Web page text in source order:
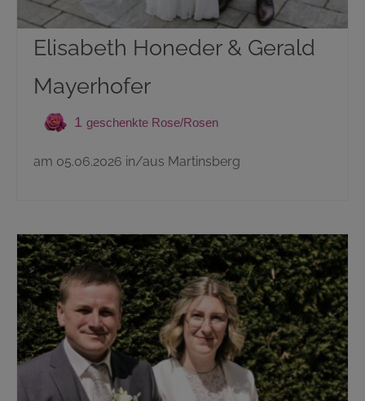
Elisabeth Honeder & Gerald
Mayerhofer
1
am 05.06.2026 in/aus Martinsberg